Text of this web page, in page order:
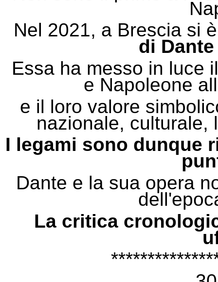
Nel 2021, a Brescia si
di
Essa ha messo in luce
e Napoleone
e il loro valore
nazionale, culturale,
I legami sono dunque
Dante e la sua opera
La critica